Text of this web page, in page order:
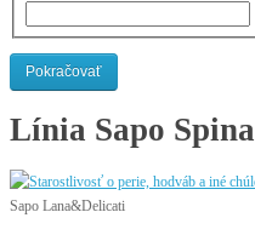
Pokračovať
Línia Sapo Spina
Sapo Lana&Delicati